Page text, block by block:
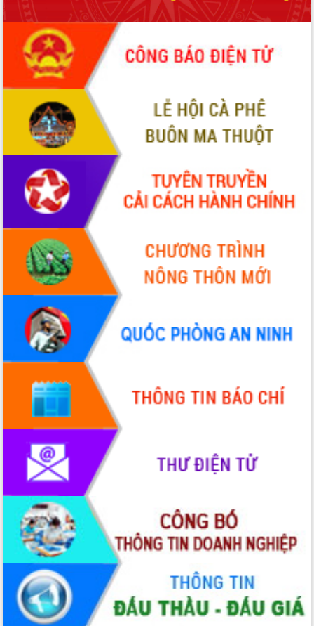
mặt Đoàn chuyên gia y tế TP. Hồ Chí
Lễ truy điệu và an táng hài cốt liệt sĩ
tại Nghĩa trang Liệt sĩ xã Sơn Hòa
Bàn giải pháp tháo gỡ khó khăn trong
xuất khẩu sầu riêng và triển khai quy
định EUDR
Thứ trưởng Bộ Nông nghiệp và Môi
trường Nguyễn Hoàng Hiệp khảo sát
vùng trồng và doanh nghiệp đóng gói
Trình diễn nghệ thuật chế biến các
món ăn từ sầu riêng
Đắk Lắk công bố Quy hoạch và xúc
tiến đầu tư tỉnh
Ngành cá ngừ Đắk Lắk chủ động thích
ứng để giữ vững thị trường xuất khẩu
Diễn đàn Kinh tế tư nhân Việt Nam đột
phá cơ chế - Hợp tác công tư
Đề án 06 tạo bước ngoặt đột phá trong
cải cách hành chính tỉnh Đắk Lắk
Kết nối tour, đẩy mạnh chuyển đổi số
để phát triển du lịch Đắk Lắk
Khởi động Dự án Đầu tư xây dựng hạ
tầng kỹ thuật Cụm công nghiệp Tân
Gặp mặt các cơ quan báo chí nhân Kỷ
niệm 101 năm Ngày Báo chí Cách
mạng Việt Nam
Đắk Lắk sơ kết 4 năm triển khai thực
hiện Đề án 06 của Chính phủ
Họp báo thông tin về Hội nghị Công bố
Quy hoạch và Xúc tiến đầu tư tỉnh Đắk
Lắk
Khơi thông điểm nghẽn, đẩy nhanh
giải ngân vốn khắc phục thiên tai
HĐND tỉnh thông qua điều chỉnh Quy
hoạch tỉnh thời kỳ 2021-2030
Hội thảo góp ý hồ sơ điều chỉnh quy
hoạch tỉnh Đắk Lắk thời kỳ 2021-2030,